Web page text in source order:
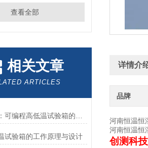
查看全部
相关文章
ARTICLES
试验箱的工作原理与设计
详情介
品牌
河南恒温恒
河南恒温恒
创测科